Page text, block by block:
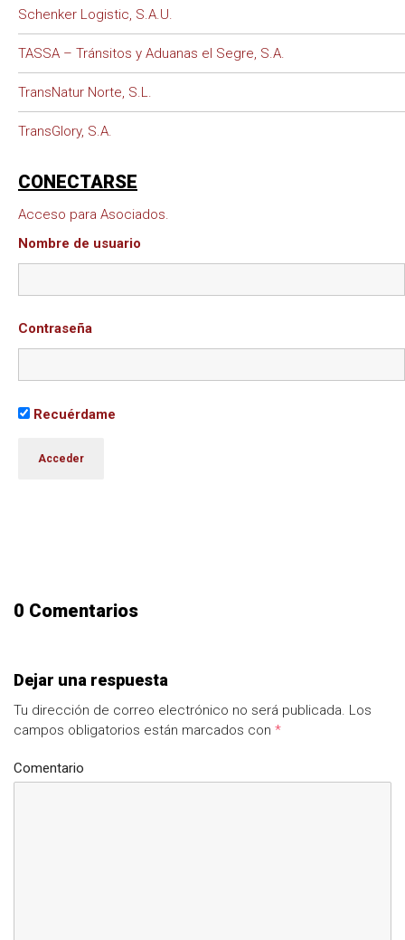
Schenker Logistic, S.A.U.
TASSA – Tránsitos y Aduanas el Segre, S.A.
TransNatur Norte, S.L.
TransGlory, S.A.
CONECTARSE
Acceso para Asociados.
Nombre de usuario
Contraseña
Recuérdame
0 Comentarios
Dejar una respuesta
Tu dirección de correo electrónico no será publicada. Los
campos obligatorios están marcados con *
Comentario